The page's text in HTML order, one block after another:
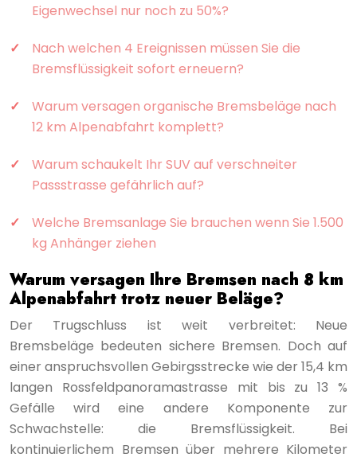
Eigenwechsel nur noch zu 50%?
Nach welchen 4 Ereignissen müssen Sie die
Bremsflüssigkeit sofort erneuern?
Warum versagen organische Bremsbeläge nach
12 km Alpenabfahrt komplett?
Warum schaukelt Ihr SUV auf verschneiter
Passstrasse gefährlich auf?
Welche Bremsanlage Sie brauchen wenn Sie 1.500
kg Anhänger ziehen
Warum versagen Ihre Bremsen nach 8 km
Alpenabfahrt trotz neuer Beläge?
Der Trugschluss ist weit verbreitet: Neue
Bremsbeläge bedeuten sichere Bremsen. Doch auf
einer anspruchsvollen Gebirgsstrecke wie der 15,4 km
langen Rossfeldpanoramastrasse mit bis zu 13 %
Gefälle wird eine andere Komponente zur
Schwachstelle: die Bremsflüssigkeit. Bei
kontinuierlichem Bremsen über mehrere Kilometer